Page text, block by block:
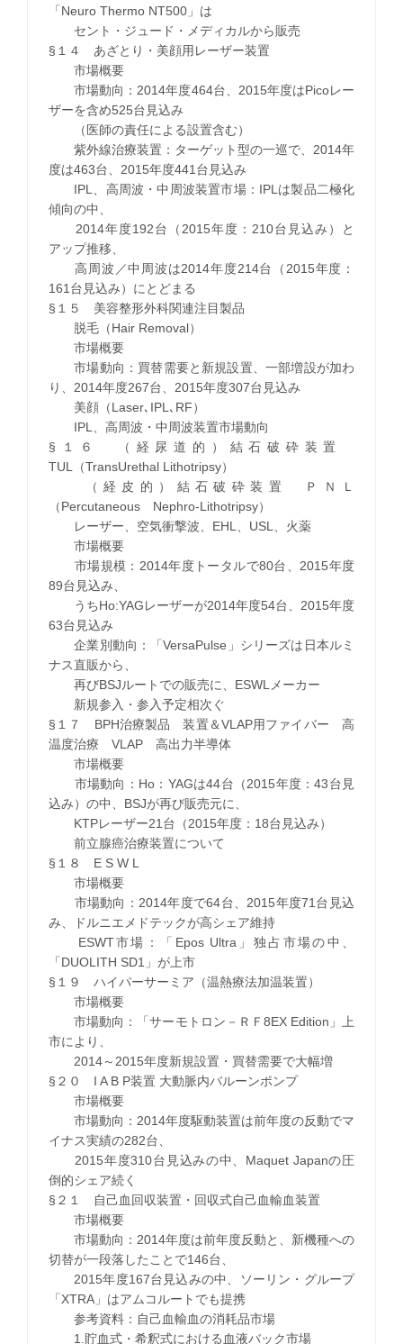
「Neuro Thermo NT500」は
セント・ジュード・メディカルから販売
§１４ あざとり・美顔用レーザー装置
市場概要
市場動向：2014年度464台、2015年度はPicoレー
ザーを含め525台見込み
（医師の責任による設置含む）
紫外線治療装置：ターゲット型の一巡で、2014年
度は463台、2015年度441台見込み
IPL、高周波・中周波装置市場：IPLは製品二極化
傾向の中、
2014年度192台（2015年度：210台見込み）と
アップ推移、
高周波／中周波は2014年度214台（2015年度：
161台見込み）にとどまる
§１５ 美容整形外科関連注目製品
脱毛（Hair Removal）
市場概要
市場動向：買替需要と新規設置、一部増設が加わ
り、2014年度267台、2015年度307台見込み
美顔（Laser､IPL､RF）
IPL、高周波・中周波装置市場動向
§１６ （経尿道的）結石破砕装置
TUL（TransUrethal Lithotripsy）
（経皮的）結石破砕装置 ＰＮＬ
（Percutaneous Nephro-Lithotripsy）
レーザー、空気衝撃波、EHL、USL、火薬
市場概要
市場規模：2014年度トータルで80台、2015年度
89台見込み、
うちHo:YAGレーザーが2014年度54台、2015年度
63台見込み
企業別動向：「VersaPulse」シリーズは日本ルミ
ナス直販から、
再びBSJルートでの販売に、ESWLメーカー
新規参入・参入予定相次ぐ
§１７ BPH治療製品 装置＆VLAP用ファイバー 高
温度治療 VLAP 高出力半導体
市場概要
市場動向：Ho：YAGは44台（2015年度：43台見
込み）の中、BSJが再び販売元に、
KTPレーザー21台（2015年度：18台見込み）
前立腺癌治療装置について
§１８ E S W L
市場概要
市場動向：2014年度で64台、2015年度71台見込
み、ドルニエメドテックが高シェア維持
ESWT市場：「Epos Ultra」独占市場の中、
「DUOLITH SD1」が上市
§１９ ハイパーサーミア（温熱療法加温装置）
市場概要
市場動向：「サーモトロン－ＲＦ8EX Edition」上
市により、
2014～2015年度新規設置・買替需要で大幅増
§２０ I A B P装置 大動脈内バルーンポンプ
市場概要
市場動向：2014年度駆動装置は前年度の反動でマ
イナス実績の282台、
2015年度310台見込みの中、Maquet Japanの圧
倒的シェア続く
§２１ 自己血回収装置・回収式自己血輸血装置
市場概要
市場動向：2014年度は前年度反動と、新機種への
切替が一段落したことで146台、
2015年度167台見込みの中、ソーリン・グループ
「XTRA」はアムコルートでも提携
参考資料：自己血輸血の消耗品市場
1.貯血式・希釈式における血液バック市場